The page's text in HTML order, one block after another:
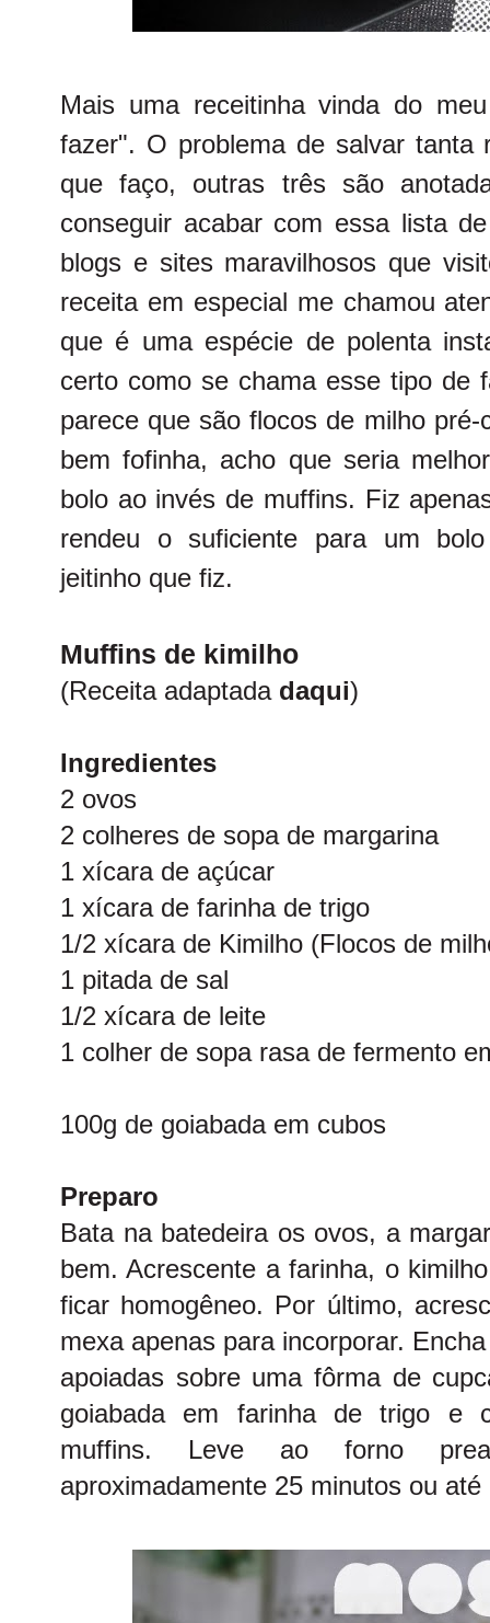
Mais uma receitinha vinda do
fazer". O problema de salvar tanta
que faço, outras três são
conseguir acabar com essa lista
blogs e sites maravilhosos que
receita em especial me chamou
que é uma espécie de polenta
certo como se chama esse tipo de
parece que são flocos de milho
bem fofinha, acho que seria
bolo ao invés de muffins. Fiz
rendeu o suficiente para um
jeitinho que fiz.
Muffins de kimilho
(Receita adaptada daqui)
Ingredientes
2 ovos
2 colheres de sopa de margarina
1 xícara de açúcar
1 xícara de farinha de trigo
1/2 xícara de Kimilho (Flocos de
1 pitada de sal
1/2 xícara de leite
1 colher de sopa rasa de fermento
100g de goiabada em cubos
Preparo
Bata na batedeira os ovos, a
bem. Acrescente a farinha, o
ficar homogêneo. Por último,
mexa apenas para incorporar.
apoiadas sobre uma fôrma de
goiabada em farinha de trigo e
muffins. Leve ao forno
aproximadamente 25 minutos ou até